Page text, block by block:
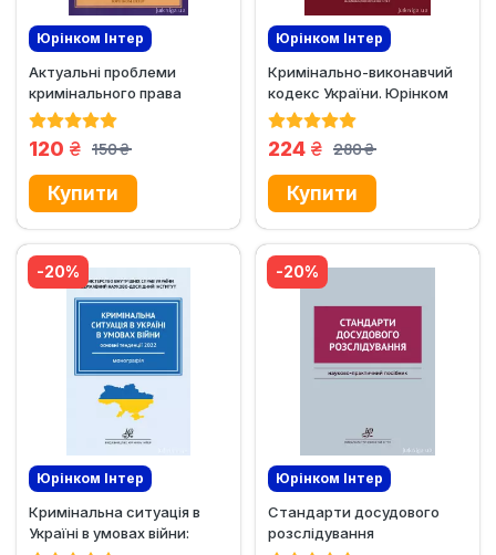
Юрінком Iнтер
Актуальні проблеми
кримінального права
150
грн.
120 грн.
Юрінком Iнтер
Кримінально-виконавчий
кодекс України. Юрінком
Інтер
280
грн.
224 грн.
Юрінком Iнтер
Кримінальна ситуація в
Україні в умовах війни:
-20%
Юрінком Iнтер
Стандарти досудового
розслідування
-20%